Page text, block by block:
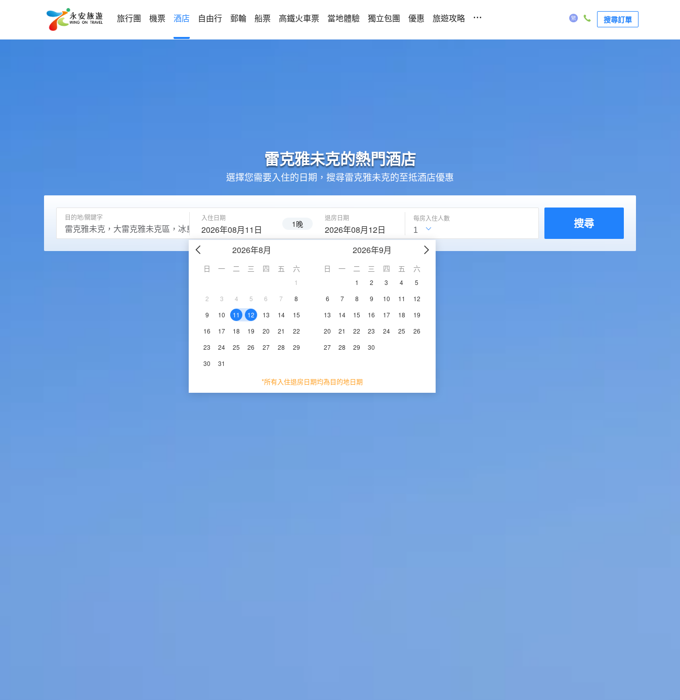
旅行團 機票 酒店 自由行 郵輪 船票 高鐵火車票 當地體驗 獨立包團 優惠 旅遊攻略 ... 搜尋訂單
雷克雅未克的熱門酒店
選擇您需要入住的日期，搜尋雷克雅未克的至抵酒店優惠
目的地/關鍵字 入住日期
2026年08月11日 1晚
退房日期
2026年08月12日
2026年8月
日 一 二 三 四 五 六
1
2
3 4 5 6 7
8
9
10 11 12 13 14
15
16
17 18 19 20 21
22
23
24 25 26 27 28
29
30
31
2026年9月
日 一 二 三 四 五 六
1 2 3 4
5
6
7 8 9 10 11
12
13
14 15 16 17 18
19
20
21 22 23 24 25
26
27
28 29 30
*所有入住退房日期均為目的地日期
每房入住人數 搜尋